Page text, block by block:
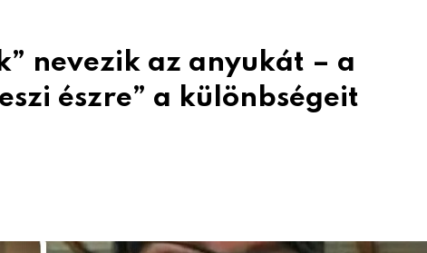
nevezik az anyukát – a
észre” a különbségeit